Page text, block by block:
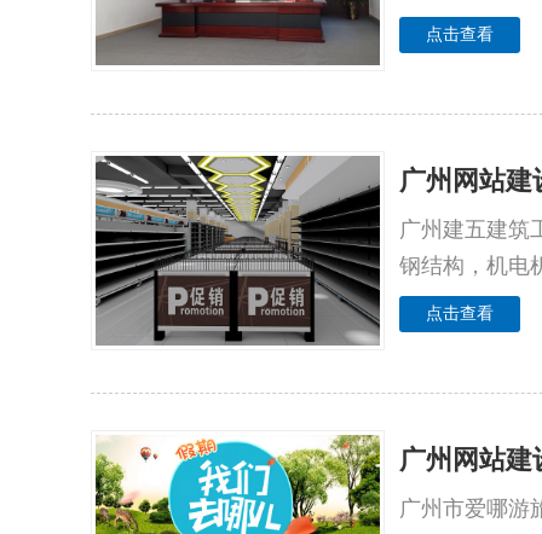
点击查看
广州网站建
广州建五建筑
钢结构，机电
点击查看
广州网站
广州市爱哪游